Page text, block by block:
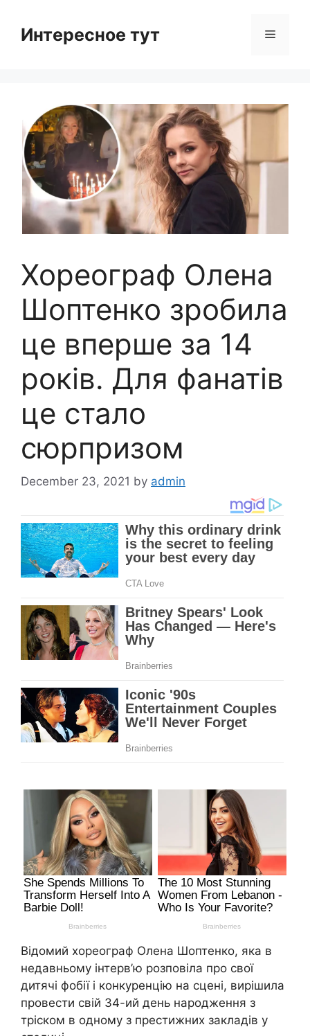
contentИнтересное тут Menu
Хореограф Олена
Шоптенко зробила
це вперше за 14
років. Для фанатів
це стало
сюрпризом
December 23, 2021 by admin
Відомий хореограф Олена Шоптенко, яка в
недавньому інтерв’ю розповіла про свої
дитячі фобії і конкуренцію на сцені, вирішила
провести свій 34-ий день народження з
тріском в одному з престижних закладів у